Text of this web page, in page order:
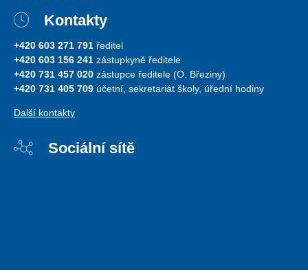
Kontakty
+420 603 271 791 ředitel
+420 603 156 241 zástupkyně ředitele
+420 731 457 020 zástupce ředitele (O. Březiny)
+420 731 405 709 účetní, sekretariát školy, úřední hodiny
Další kontakty
Sociální sítě